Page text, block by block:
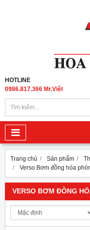
HOTLINE
0986.817.366 Mr.Việt
Trang chủ Sản phẩm
Verso Bơm đồng hóa
VERSO BƠM ĐỒNG